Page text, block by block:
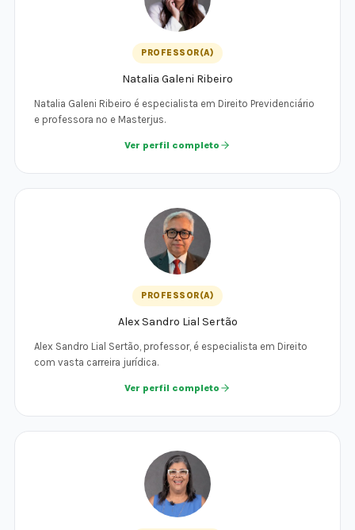
PROFESSOR(A)
Natalia Galeni Ribeiro
Natalia Galeni Ribeiro é especialista em Direito Previdenciário
e professora no e Masterjus.
Ver perfil completo
PROFESSOR(A)
Alex Sandro Lial Sertão
Alex Sandro Lial Sertão, professor, é especialista em Direito
com vasta carreira jurídica.
Ver perfil completo